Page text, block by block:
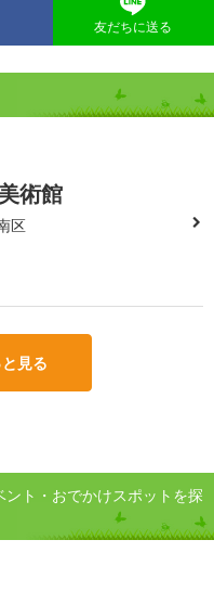
友だちに送る
術館
区
見る
ト・おでかけスポットを探